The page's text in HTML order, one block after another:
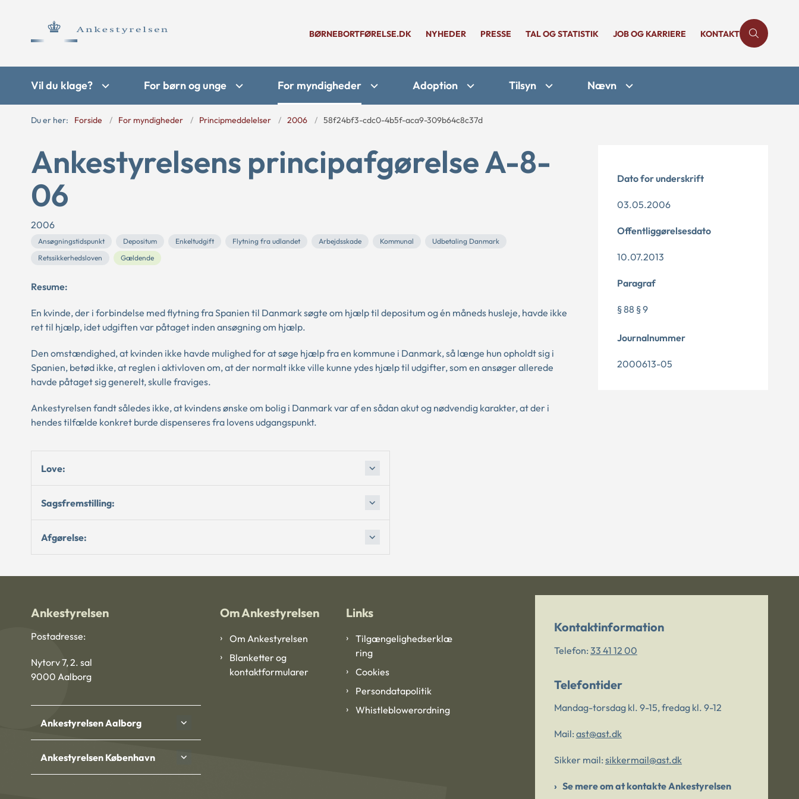
BØRNEBORTFØRELSE.DK NYHEDER PRESSE TAL OG STATISTIK JOB OG KARRIERE KONTAKT
Vil du klage? For børn og unge For myndigheder Adoption Tilsyn Nævn
Du er her: Forside For myndigheder Principmeddelelser 2006 58f24bf3-cdc0-4b5f-aca9-309b64c8c37d
Ankestyrelsens principafgørelse A-8-
06
2006
Ansøgningstidspunkt Depositum Enkeltudgift Flytning fra udlandet Arbejdsskade Kommunal
Udbetaling Danmark
Retssikkerhedsloven
Gældende
Resume:
En kvinde, der i forbindelse med flytning fra Spanien til Danmark søgte om hjælp til depositum og én måneds husleje, havde ikke
ret til hjælp, idet udgiften var påtaget inden ansøgning om hjælp.
Den omstændighed, at kvinden ikke havde mulighed for at søge hjælp fra en kommune i Danmark, så længe hun opholdt sig i
Spanien, betød ikke, at reglen i aktivloven om, at der normalt ikke ville kunne ydes hjælp til udgifter, som en ansøger allerede
havde påtaget sig generelt, skulle fraviges.
Ankestyrelsen fandt således ikke, at kvindens ønske om bolig i Danmark var af en sådan akut og nødvendig karakter, at der i
hendes tilfælde konkret burde dispenseres fra lovens udgangspunkt.
Love:
Sagsfremstilling:
Afgørelse:
Dato for underskrift
03.05.2006
Offentliggørelsesdato
10.07.2013
Paragraf
§ 88 § 9
Journalnummer
2000613-05
Ankestyrelsen
Postadresse:
Nytorv 7, 2. sal
9000 Aalborg
Ankestyrelsen Aalborg
Ankestyrelsen København
Om Ankestyrelsen
Om Ankestyrelsen
Blanketter og
kontaktformularer
Links
Tilgængelighedserklæ
ring
Cookies
Persondatapolitik
Whistleblowerordning
Kontaktinformation
Telefon: 33 41 12 00
Telefontider
Mandag-torsdag kl. 9-15, fredag kl. 9-12
Mail: ast@ast.dk
Sikker mail: sikkermail@ast.dk
Se mere om at kontakte Ankestyrelsen